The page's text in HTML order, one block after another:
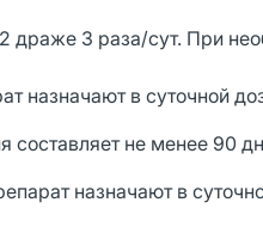
драже 3 раза/сут. При
назначают в суточной
составляет не менее 90
назначают в